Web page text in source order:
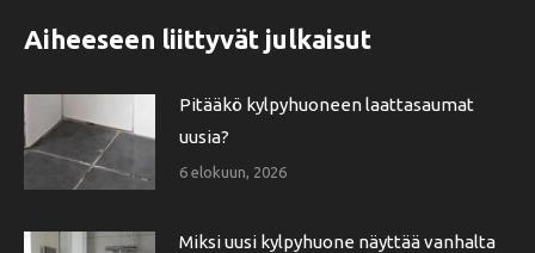
Aiheeseen liittyvät julkaisut
Pitääkö kylpyhuoneen laattasaumat
uusia?
6 elokuun, 2026
Miksi uusi kylpyhuone näyttää vanhalta